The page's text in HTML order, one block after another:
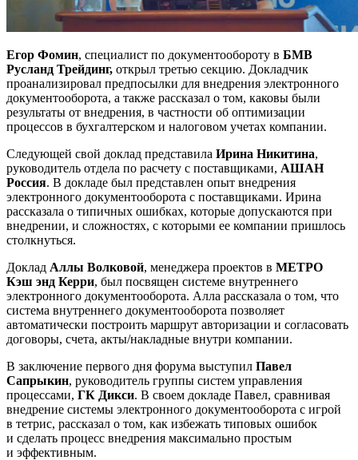
Егор Фомин, специалист по документообороту в БМВ
Русланд Трейдинг, открыл третью секцию. Докладчик
проанализировал предпосылки для внедрения электронного
документооборота, а также рассказал о том, каковы были
результаты от внедрения, в частности об оптимизации
процессов в бухгалтерском и налоговом учетах компании.
Следующей свой доклад представила Ирина Никитина,
руководитель отдела по расчету с поставщиками, АШАН
Россия. В докладе был представлен опыт внедрения
электронного документооборота с поставщиками. Ирина
рассказала о типичных ошибках, которые допускаются при
внедрении, и сложностях, с которыми ее компании пришлось
столкнуться.
Доклад Аллы Волковой, менеджера проектов в МЕТРО
Кэш энд Керри, был посвящен системе внутреннего
электронного документооборота. Алла рассказала о том, что
система внутреннего документооборота позволяет
автоматически построить маршрут авторизации и согласовать
договоры, счета, акты/накладные внутри компании.
В заключение первого дня форума выступил Павел
Сапрыкин, руководитель группы систем управления
процессами, ГК Дикси. В своем докладе Павел, сравнивая
внедрение системы электронного документооборота с игрой
в тетрис, рассказал о том, как избежать типовых ошибок
и сделать процесс внедрения максимально простым
и эффективным.